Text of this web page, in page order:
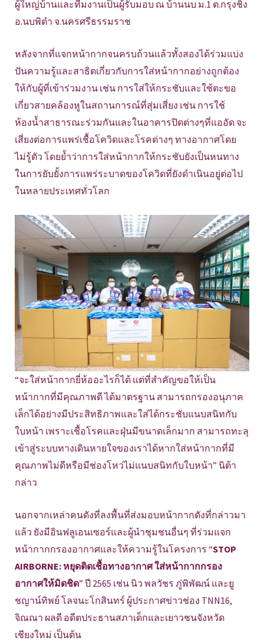
ผู้ใหญ่บ้านและทีมงานเป็นผู้รับมอบ ณ บ้านนบ ม.1 ต.กรุงชิง
อ.นบพิตำ จ.นครศรีธรรมราช
หลังจากที่แจกหน้ากากจนครบถ้วนแล้วทั้งสองได้ร่วมแบ่ง
ปันความรู้และสาธิตเกี่ยวกับการใส่หน้ากากอย่างถูกต้อง
ให้กับผู้ที่เข้าร่วมงาน เช่น การใส่ให้กระชับและใช้ตะขอ
เกี่ยวสายคล้องหูในสถานการณ์ที่สุ่มเสี่ยง เช่น การใช้
ห้องน้ำสาธารณะร่วมกันและในอาคารปิดต่างๆที่แออัด จะ
เสี่ยงต่อการแพร่เชื้อโควิดและโรคต่างๆ ทางอากาศโดย
ไม่รู้ตัว โดยย้ำว่าการใส่หน้ากากให้กระชับยังเป็นหนทาง
ในการยับยั้งการแพร่ระบาดของโควิดที่ยังดำเนินอยู่ต่อไป
ในหลายประเทศทั่วโลก
“จะใส่หน้ากากยี่ห้ออะไรก็ได้ แต่ที่สำคัญขอให้เป็น
หน้ากากที่มีคุณภาพดี ได้มาตรฐาน สามารถกรองอนุภาค
เล็กได้อย่างมีประสิทธิภาพและใส่ได้กระชับแนบสนิทกับ
ใบหน้า เพราะเชื้อโรคและฝุ่นมีขนาดเล็กมาก สามารถทะลุ
เข้าสู่ระบบทางเดินหายใจของเราได้หากใส่หน้ากากที่มี
คุณภาพไม่ดีหรือมีช่องโหว่ไม่แนบสนิทกับใบหน้า” นิต้า
กล่าว
นอกจากเหล่าคนดังที่ลงพื้นที่ส่งมอบหน้ากากดังที่กล่าวมา
แล้ว ยังมีอินฟลูเอนเซอร์และผู้นำชุมชนอื่นๆ ที่ร่วมแจก
หน้ากากกรองอากาศและให้ความรู้ในโครงการ “STOP
AIRBORNE: หยุดติดเชื้อทางอากาศ ใส่หน้ากากกรอง
อากาศให้มิดชิด” ปี 2565 เช่น นิว พลวัชร ภู่พิพัฒน์ และยู
ชญาน์ทิพย์ โลจนะโกสินทร์ ผู้ประกาศข่าวช่อง TNN16,
จิณณา ผลดี อดีตประธานสภาเด็กและเยาวชนจังหวัด
เชียงใหม่ เป็นต้น